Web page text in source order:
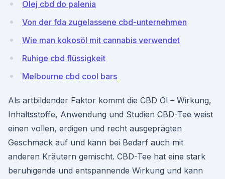
Olej cbd do palenia
Von der fda zugelassene cbd-unternehmen
Wie man kokosöl mit cannabis verwendet
Ruhige cbd flüssigkeit
Melbourne cbd cool bars
Als artbildender Faktor kommt die CBD Öl – Wirkung,
Inhaltsstoffe, Anwendung und Studien CBD-Tee weist
einen vollen, erdigen und recht ausgeprägten
Geschmack auf und kann bei Bedarf auch mit
anderen Kräutern gemischt. CBD-Tee hat eine stark
beruhigende und entspannende Wirkung und kann